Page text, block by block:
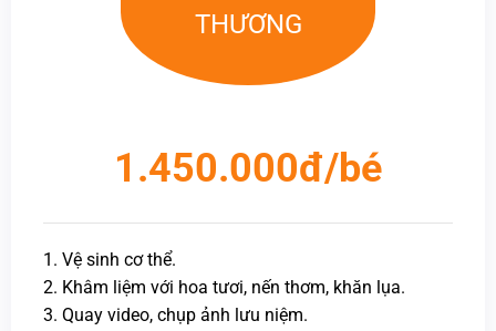
THƯƠNG
1.450.000đ/bé
1. Vệ sinh cơ thể.
2. Khâm liệm với hoa tươi, nến thơm, khăn lụa.
3. Quay video, chụp ảnh lưu niệm.